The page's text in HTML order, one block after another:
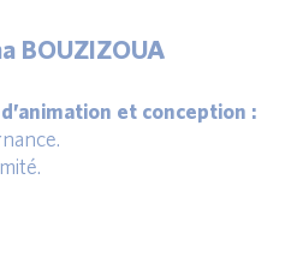
BOUZIZOUA
et conception :